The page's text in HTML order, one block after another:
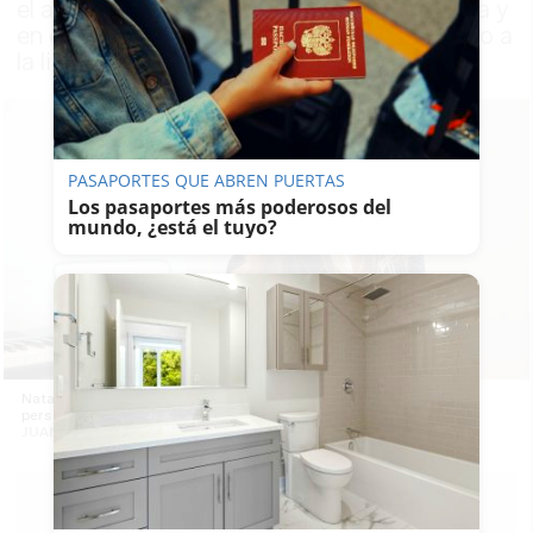
el autoconocimiento en su consulta de Rota y
en el espectáculo 'El flamenco como camino a
la libertad'
Natalia Palomo, portuense afincada en Rota que ayuda a otras
personas a través del flamenco. -
JUAN CARLOS TORO
MERELLO
PASAPORTES QUE ABREN PUERTAS
Los pasaportes más poderosos del
mundo, ¿está el tuyo?